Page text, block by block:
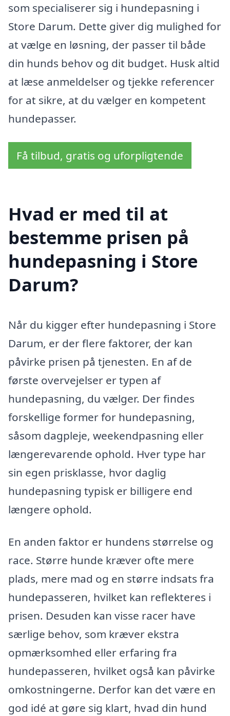
som specialiserer sig i hundepasning i
Store Darum. Dette giver dig mulighed for
at vælge en løsning, der passer til både
din hunds behov og dit budget. Husk altid
at læse anmeldelser og tjekke referencer
for at sikre, at du vælger en kompetent
hundepasser.
Få tilbud, gratis og uforpligtende
Hvad er med til at
bestemme prisen på
hundepasning i Store
Darum?
Når du kigger efter hundepasning i Store
Darum, er der flere faktorer, der kan
påvirke prisen på tjenesten. En af de
første overvejelser er typen af
hundepasning, du vælger. Der findes
forskellige former for hundepasning,
såsom dagpleje, weekendpasning eller
længerevarende ophold. Hver type har
sin egen prisklasse, hvor daglig
hundepasning typisk er billigere end
længere ophold.
En anden faktor er hundens størrelse og
race. Større hunde kræver ofte mere
plads, mere mad og en større indsats fra
hundepasseren, hvilket kan reflekteres i
prisen. Desuden kan visse racer have
særlige behov, som kræver ekstra
opmærksomhed eller erfaring fra
hundepasseren, hvilket også kan påvirke
omkostningerne. Derfor kan det være en
god idé at gøre sig klart, hvad din hund